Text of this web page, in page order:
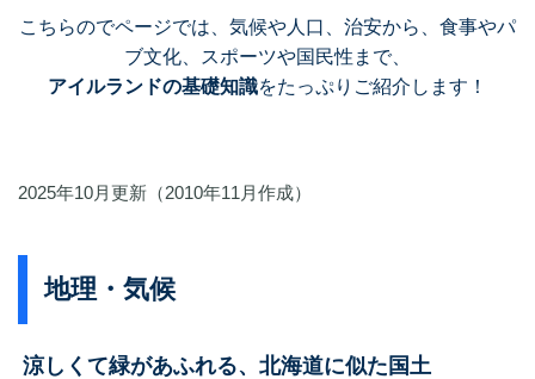
こちらのでページでは、気候や人口、治安から、食事やパ
ブ文化、スポーツや国民性まで、
アイルランドの基礎知識をたっぷりご紹介します！
2025年10月更新（2010年11月作成）
地理・気候
涼しくて緑があふれる、北海道に似た国土